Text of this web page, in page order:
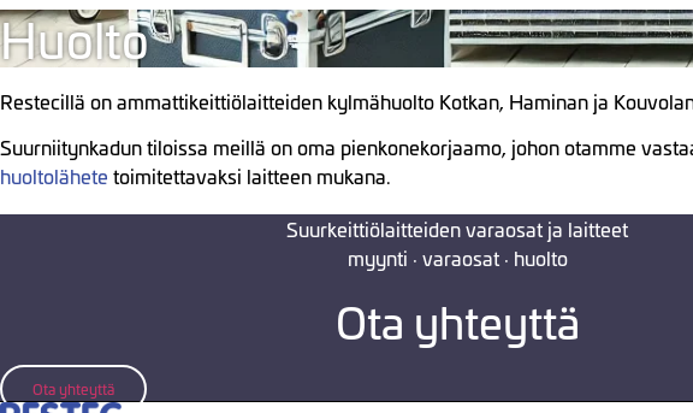
Huolto
Restecillä on ammattikeittiölaitteiden kylmähuolto Kotkan, Haminan ja
Suurniitynkadun tiloissa meillä on oma pienkonekorjaamo, johon otamme
huoltolähete toimitettavaksi laitteen mukana.
Suurkeittiölaitteiden varaosat ja laitteet
myynti · varaosat · huolto
Ota yhteyttä
Ota yhteyttä